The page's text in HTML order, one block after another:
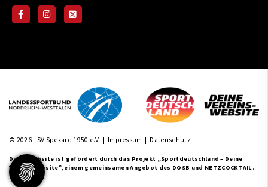
© 2026 - SV Spexard 1950 e.V. | Impressum Datenschutz
Diese Website ist gefördert durch das Projekt „Sportdeutschland – Deine
Vereinswebsite”, einem gemeinsamen Angebot des DOSB und NETZCOCKTAIL.